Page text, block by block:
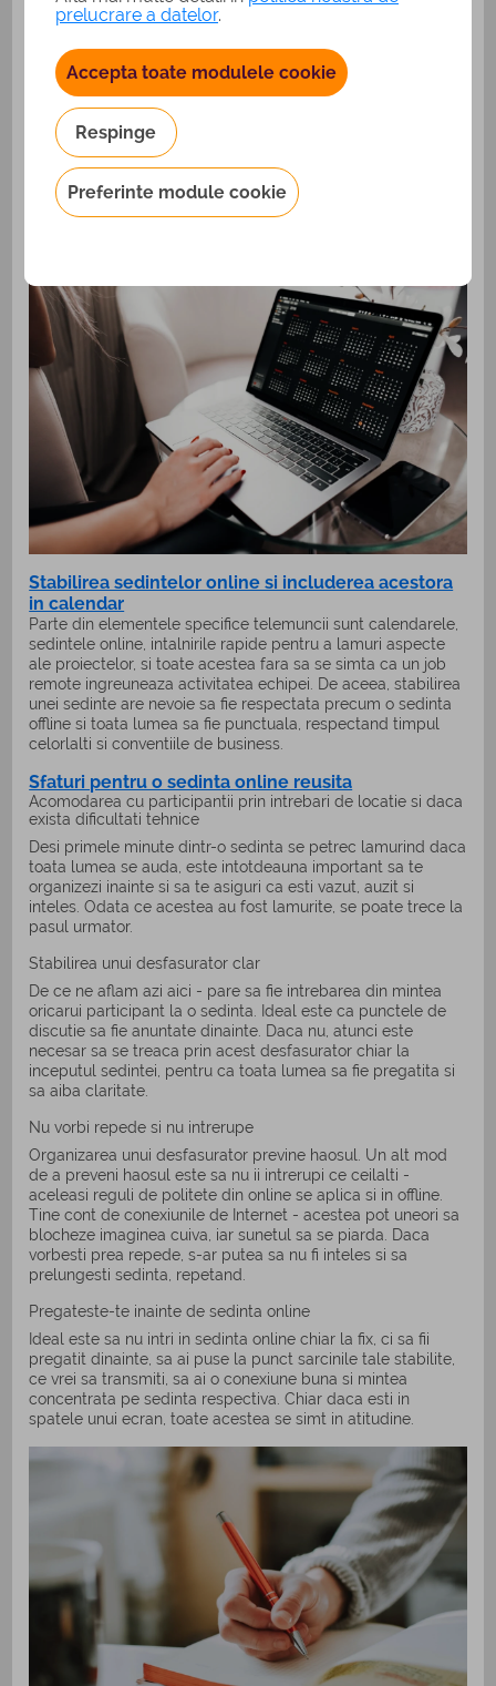
pentru o multime de alte lucruri: un reflector care sa
confere o lumina mai buna tie (iti va da incredere in tine) si
imaginii tale (va arata mai profesionist), un fundal pe care
sa-l setezi in instrumentele de online calling, pentru a nu
avea mereu fundalul din locul in care participi, sau
microfoane performante, prin care sa te auzi impecabil.
In functie de numarul membrilor din echipa
Poate parea placut sa introduci membrii echipei in biroul
tau de acasa. Dar atunci cand o sedinta are multi
participanti, este necesar sa respecti timpul acestora, si
Stabilirea sedintelor online si includerea acestora
in calendar
Parte din elementele specifice telemuncii sunt calendarele,
sedintele online, intalnirile rapide pentru a lamuri aspecte
ale proiectelor, si toate acestea fara sa se simta ca un job
remote ingreuneaza activitatea echipei. De aceea, stabilirea
unei sedinte are nevoie sa fie respectata precum o sedinta
offline si toata lumea sa fie punctuala, respectand timpul
celorlalti si conventiile de business.
Sfaturi pentru o sedinta online reusita
Acomodarea cu participantii prin intrebari de locatie si daca
exista dificultati tehnice
Desi primele minute dintr-o sedinta se petrec lamurind daca
toata lumea se auda, este intotdeauna important sa te
organizezi inainte si sa te asiguri ca esti vazut, auzit si
inteles. Odata ce acestea au fost lamurite, se poate trece la
pasul urmator.
Stabilirea unui desfasurator clar
De ce ne aflam azi aici - pare sa fie intrebarea din mintea
oricarui participant la o sedinta. Ideal este ca punctele de
discutie sa fie anuntate dinainte. Daca nu, atunci este
necesar sa se treaca prin acest desfasurator chiar la
inceputul sedintei, pentru ca toata lumea sa fie pregatita si
sa aiba claritate.
Nu vorbi repede si nu intrerupe
Organizarea unui desfasurator previne haosul. Un alt mod
de a preveni haosul este sa nu ii intrerupi ce ceilalti -
aceleasi reguli de politete din online se aplica si in offline.
Tine cont de conexiunile de Internet - acestea pot uneori sa
blocheze imaginea cuiva, iar sunetul sa se piarda. Daca
vorbesti prea repede, s-ar putea sa nu fi inteles si sa
prelungesti sedinta, repetand.
Pregateste-te inainte de sedinta online
Ideal este sa nu intri in sedinta online chiar la fix, ci sa fii
pregatit dinainte, sa ai puse la punct sarcinile tale stabilite,
ce vrei sa transmiti, sa ai o conexiune buna si mintea
concentrata pe sedinta respectiva. Chiar daca esti in
spatele unui ecran, toate acestea se simt in atitudine.
prelucrare a datelor.
Accepta toate modulele cookie
Respinge
Preferinte module cookie